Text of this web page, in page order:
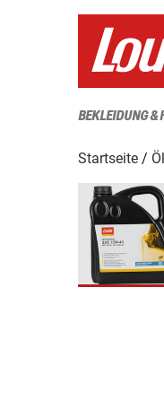
BEKLEIDUNG &
Startseite